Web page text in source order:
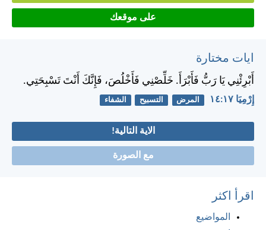
على موقعك
ايات مختارة
أَبْرِئْنِي يَا رَبُّ فَأَبْرَأَ. خَلِّصْنِي فَأَخْلُصَ، فَإِنَّكَ أَنْتَ تَسْبِحَتِي.
إِرْمِيَا ١٧:‏١٤ المرض التسبيح الشفاء
الاية التالية!
مع الصورة
اقرأ اكثر
المواضيع